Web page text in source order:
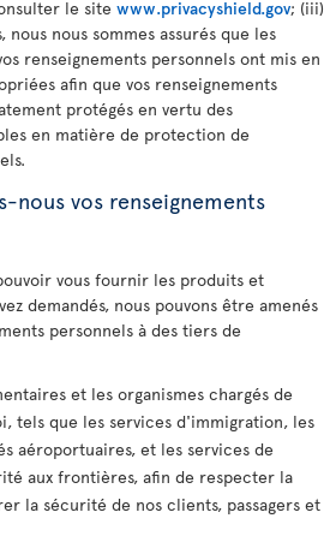
le site www.privacyshield.gov; (iii)
nous nous sommes assurés que les
renseignements personnels ont mis en
afin que vos renseignements
protégés en vertu des
en matière de protection de
nous vos renseignements
vous fournir les produits et
demandés, nous pouvons être amenés
personnels à des tiers de
et les organismes chargés de
tels que les services d'immigration, les
aéroportuaires, et les services de
aux frontières, afin de respecter la
la sécurité de nos clients, passagers et